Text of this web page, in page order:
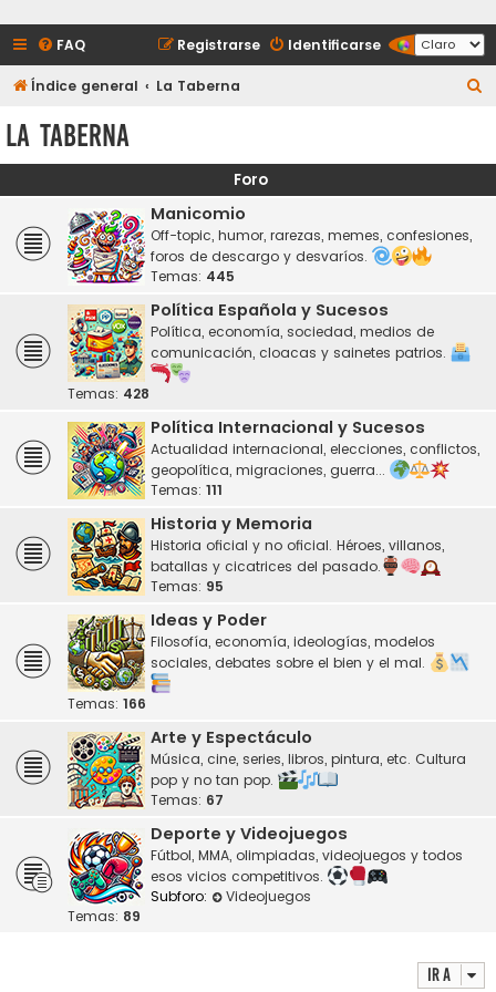
FAQ Identificarse
Registrarse
Índice general La Taberna
a
La Taberna
Foro
Manicomio
Off-topic, humor, rarezas, memes, confesiones,
foros de descargo y desvaríos.
Temas: 445
Política Española y Sucesos
Política, economía, sociedad, medios de
comunicación, cloacas y sainetes patrios.
Temas: 428
Política Internacional y Sucesos
Actualidad internacional, elecciones, conflictos,
geopolítica, migraciones, guerra...
Temas: 111
Historia y Memoria
Historia oficial y no oficial. Héroes, villanos,
batallas y cicatrices del pasado.
Temas: 95
Ideas y Poder
Filosofía, economía, ideologías, modelos
sociales, debates sobre el bien y el mal.
Temas: 166
Arte y Espectáculo
Música, cine, series, libros, pintura, etc. Cultura
pop y no tan pop.
Temas: 67
Deporte y Videojuegos
Fútbol, MMA, olimpiadas, videojuegos y todos
esos vicios competitivos.
Subforo:
Videojuegos
Temas: 89
Ir a